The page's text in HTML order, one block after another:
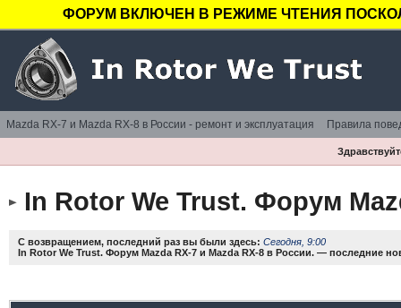
ФОРУМ ВКЛЮЧЕН В РЕЖИМЕ ЧТЕНИЯ
Mazda RX-7 и Mazda RX-8 в России - ремонт и эксплуатация Правила
In Rotor We Trust. Форум
С возвращением, последний раз вы были здесь: Сегодня, 9:00
In Rotor We Trust. Форум Mazda RX-7 и Mazda RX-8 в России. — последние